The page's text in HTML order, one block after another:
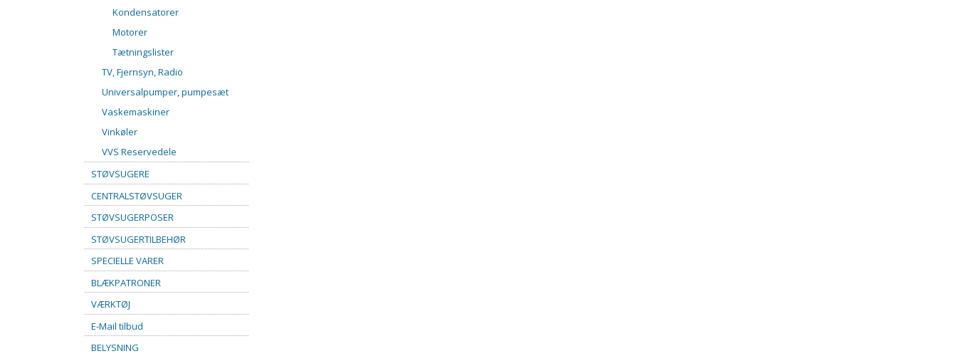
Kondensatorer
Motorer
Tætningslister
TV, Fjernsyn, Radio
Universalpumper, pumpesæt
Vaskemaskiner
Vinkøler
VVS Reservedele
STØVSUGERE
CENTRALSTØVSUGER
STØVSUGERPOSER
STØVSUGERTILBEHØR
SPECIELLE VARER
BLÆKPATRONER
VÆRKTØJ
E-Mail tilbud
BELYSNING